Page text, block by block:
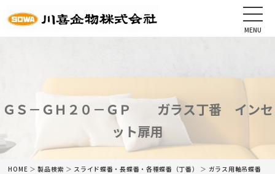
MENU
ＧＳ－ＧＨ２０－ＧＰ ガラス丁番 インセ
ット扉用
CLOSE
会社情報
商品情報
HOME ＞製品検索 ＞ スライド蝶番・長蝶番・各種蝶番（丁番） ＞ ガラス用軸吊蝶番